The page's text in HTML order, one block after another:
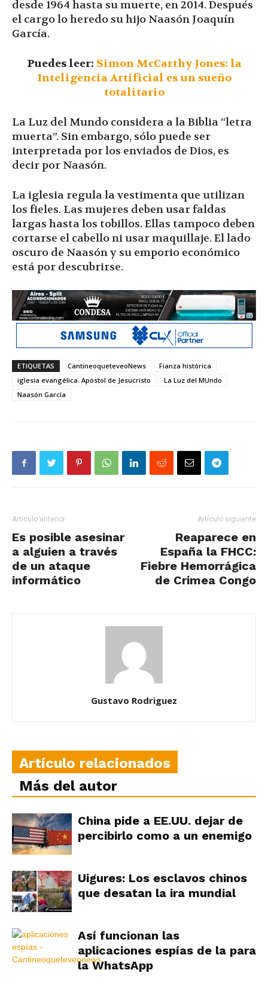
desde 1964 hasta su muerte, en 2014. Después
el cargo lo heredo su hijo Naasón Joaquín
García.
Puedes leer: Simon McCarthy Jones: la
Inteligencia Artificial es un sueño
totalitario
La Luz del Mundo considera a la Biblia “letra
muerta”. Sin embargo, sólo puede ser
interpretada por los enviados de Dios, es
decir por Naasón.
La iglesia regula la vestimenta que utilizan
los fieles. Las mujeres deben usar faldas
largas hasta los tobillos. Ellas tampoco deben
cortarse el cabello ni usar maquillaje. El lado
oscuro de Naasón y su emporio económico
está por descubrirse.
ETIQUETAS CantineoqueteveoNews
Fianza histórica
iglesia evangélica. Apóstol de Jesucristo
La Luz del MUndo
Naasón García
Artículo anterior
Es posible asesinar
a alguien a través
de un ataque
informático
Artículo siguiente
Reaparece en
España la FHCC:
Fiebre Hemorrágica
de Crimea Congo
Gustavo Rodriguez
Artículo relacionados
Más del autor
China pide a EE.UU. dejar de
percibirlo como a un enemigo
Uigures: Los esclavos chinos
que desatan la ira mundial
Así funcionan las
aplicaciones espías de la para
la WhatsApp